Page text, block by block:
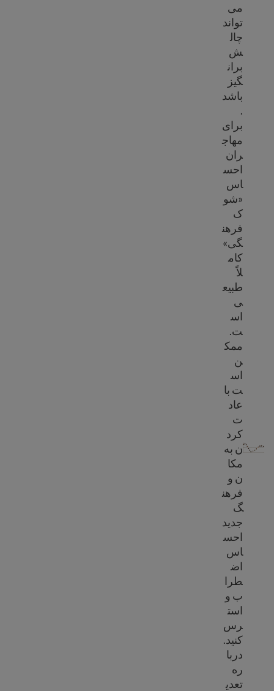
شوک فرهنگی
می
تواند
چال
ش
بران
گیز
باشد
.
برای
مهاج
ران
احس
اس
«شو
ک
فرهن
گی»
کام
لاً
طبیع
ی
اس
ت.
ممک
ن
اس
ت با
عاد
ت
کرد
ن به
مکا
ن و
فرهن
گ
جدید
احس
اس
اض
طرا
ب و
است
رس
کنید.
دربا
ره
تعدی